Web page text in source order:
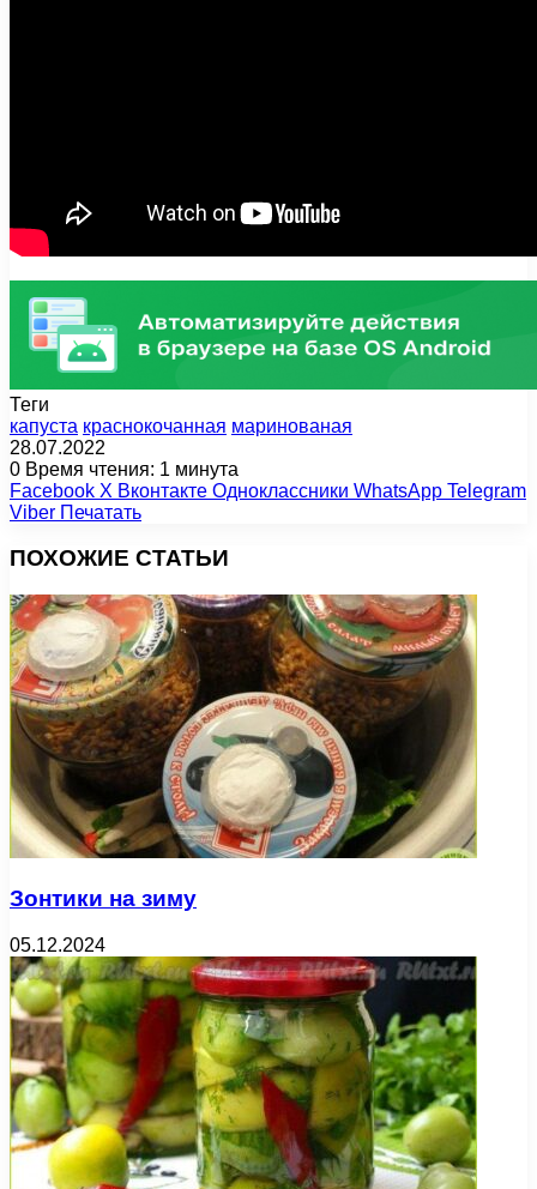
Теги
капуста краснокочанная маринованая
28.07.2022
0 Время чтения: 1 минута
Facebook X Вконтакте Одноклассники WhatsApp Telegram
Viber Печатать
ПОХОЖИЕ СТАТЬИ
Зонтики на зиму
05.12.2024